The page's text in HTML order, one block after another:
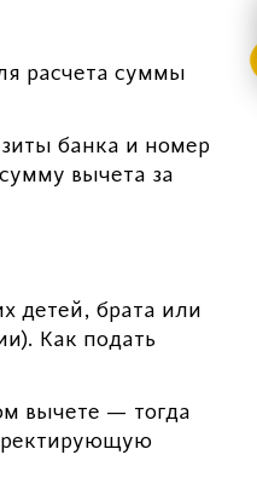
расчета суммы
банка и номер
вычета за
детей, брата или
Как подать
вычете — тогда